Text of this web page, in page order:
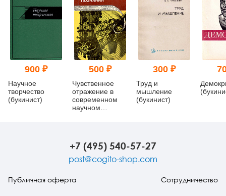
900 ₽
Научное
творчество
(букинист)
500 ₽
Чувственное
отражение в
современном
научном
300 ₽
Труд и
мышление
(букинист)
+7 (495) 540-57-27
post@cogito-shop.com
Публичная оферта Сотрудничество